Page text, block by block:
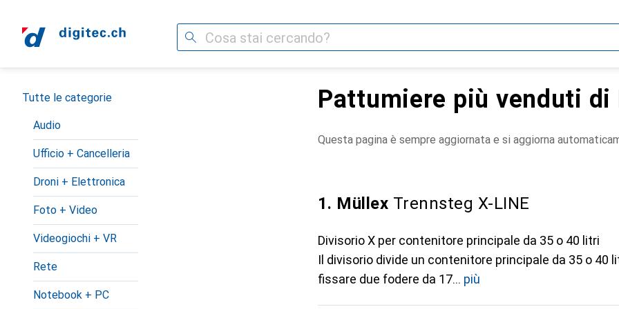
Cerca
Categoria Navigazione
Tutte le categorie
Audio
Ufficio + Cancelleria
Droni + Elettronica
Foto + Video
Videogiochi + VR
Rete
Notebook + PC
Pattumiere più venduti di
Questa pagina è sempre aggiornata e si aggiorna
1. Müllex Trennsteg X-LINE
Divisorio X per contenitore principale da 35 o 40 litri
Il divisorio divide un contenitore principale da 35 o 40
fissare due fodere da 17
più